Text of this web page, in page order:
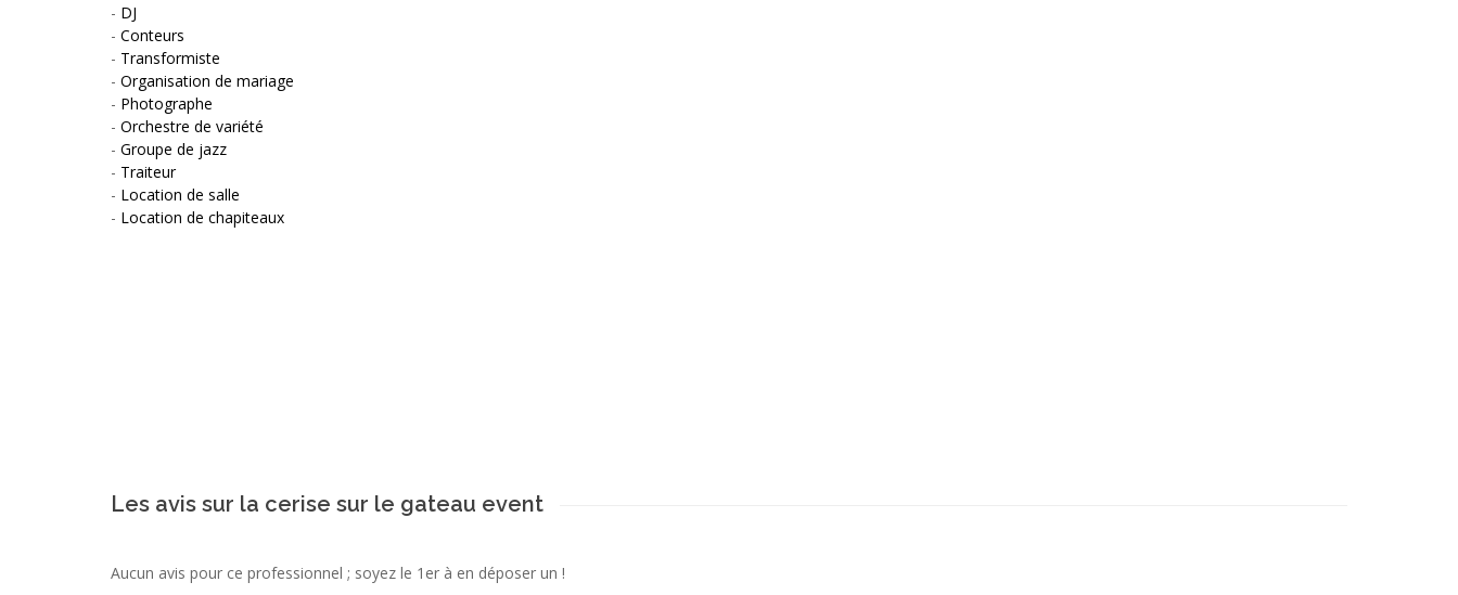
- DJ
- Conteurs
- Transformiste
- Organisation de mariage
- Photographe
- Orchestre de variété
- Groupe de jazz
- Traiteur
- Location de salle
- Location de chapiteaux
Les avis sur la cerise sur le gateau event
Aucun avis pour ce professionnel ; soyez le 1er à en déposer un !